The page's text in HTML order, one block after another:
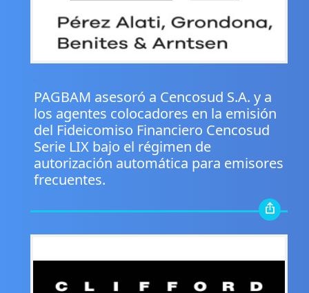
PAGBAM asesoró a Cencosud S.A. y a
los agentes colocadores en la emisión
del Fideicomiso Financiero Cencosud
Serie LIX bajo el régimen de
autorización automática para emisores
frecuentes.